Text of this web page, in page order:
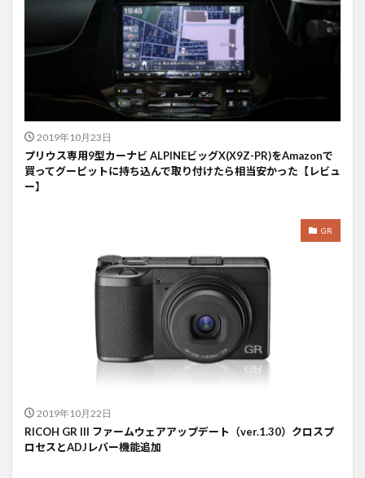
2019年10月23日
プリウス専用9型カーナビ ALPINEビッグX(X9Z-PR)をAmazonで
買ってグーピットに持ち込んで取り付けたら相当安かった【レビュ
ー】
GR
2019年10月22日
RICOH GR III ファームウェアアップデート（ver.1.30）クロスプ
ロセスとADJレバー機能追加